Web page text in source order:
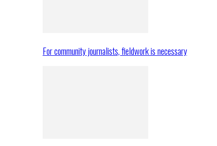
For community journalists, fieldwork is necessary